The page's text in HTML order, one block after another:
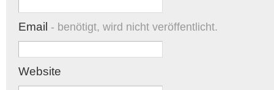
Email - benötigt, wird nicht veröffentlicht.
Website